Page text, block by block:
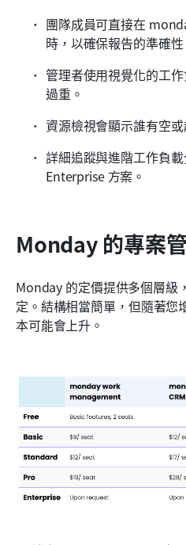
團隊成員可直接在
時，以確保報告的準確性
管理者使用視覺化的工
過重。
資源檢視會顯示誰有空
詳細追蹤與進階工作負
Enterprise 方案。
Monday 的專案
Monday 的定價提供多個層級
定。結構相當簡單，但隨著您
本可能會上升。